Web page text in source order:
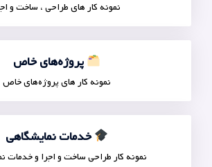
نمونه کار های طراحی ، ساخت و
پروژه‌های خاص
نمونه کار های پروژه‌های خاص
خدمات نمایشگاهی
نمونه کار طراحی ساخت و اجرا و خدمات